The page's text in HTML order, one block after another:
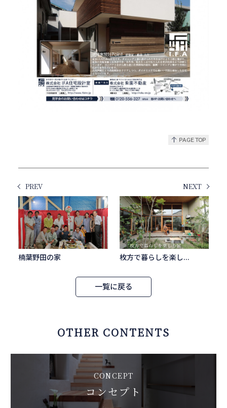
PREV
楠葉野田の家
NEXT
枚方で暮らしを楽し...
一覧に戻る
OTHER CONTENTS
CONCEPT
コンセプト